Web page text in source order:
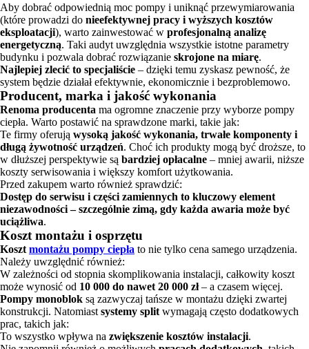
Aby dobrać odpowiednią moc pompy i uniknąć przewymiarowania
(które prowadzi do nieefektywnej pracy i wyższych kosztów
eksploatacji), warto zainwestować w profesjonalną analizę
energetyczną. Taki audyt uwzględnia wszystkie istotne parametry
budynku i pozwala dobrać rozwiązanie skrojone na miarę.
Najlepiej zlecić to specjaliście – dzięki temu zyskasz pewność, że
system będzie działał efektywnie, ekonomicznie i bezproblemowo.
Producent, marka i jakość wykonania
Renoma producenta ma ogromne znaczenie przy wyborze pompy
ciepła. Warto postawić na sprawdzone marki, takie jak:
Te firmy oferują wysoką jakość wykonania, trwałe komponenty i
długą żywotność urządzeń. Choć ich produkty mogą być droższe, to
w dłuższej perspektywie są bardziej opłacalne – mniej awarii, niższe
koszty serwisowania i większy komfort użytkowania.
Przed zakupem warto również sprawdzić:
Dostęp do serwisu i części zamiennych to kluczowy element
niezawodności – szczególnie zimą, gdy każda awaria może być
uciążliwa.
Koszt montażu i osprzętu
Koszt montażu pompy ciepła to nie tylko cena samego urządzenia.
Należy uwzględnić również:
W zależności od stopnia skomplikowania instalacji, całkowity koszt
może wynosić od 10 000 do nawet 20 000 zł– a czasem więcej.
Pompy monoblok są zazwyczaj tańsze w montażu dzięki zwartej
konstrukcji. Natomiast systemy split wymagają często dodatkowych
prac, takich jak:
To wszystko wpływa na zwiększenie kosztów instalacji.